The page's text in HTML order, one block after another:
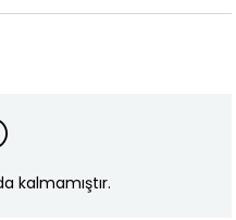
kalmamıştır.